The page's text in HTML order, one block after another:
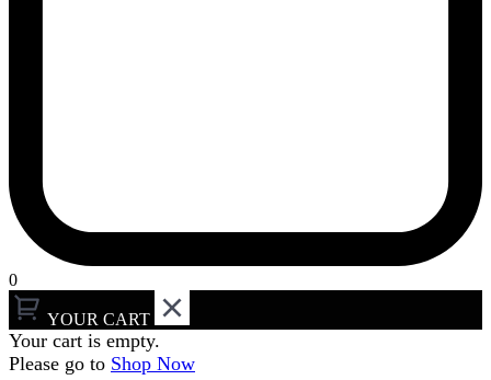
0
YOUR CART
Your cart is empty.
Please go to Shop Now